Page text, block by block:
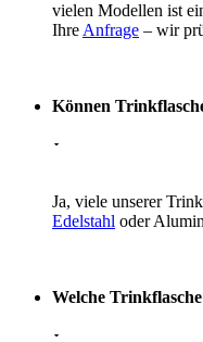
vielen Modellen ist
Ihre Anfrage – wir
Können
Ja, viele unserer
Edelstahl oder
Welche